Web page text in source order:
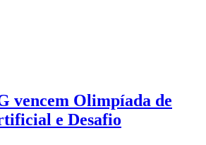
vencem Olimpíada de
e Desafio